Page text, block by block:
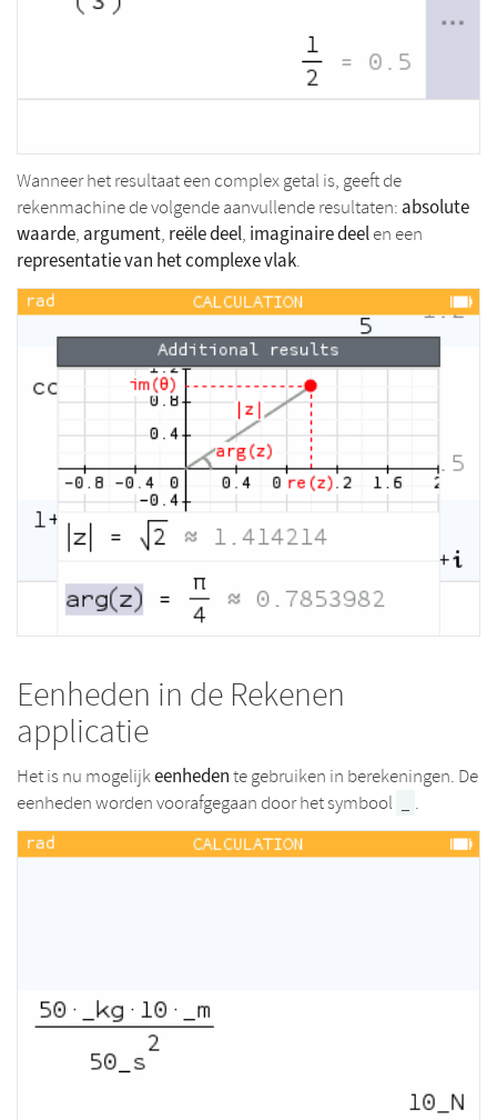
Wanneer het resultaat een complex getal is, geeft de
rekenmachine de volgende aanvullende resultaten: absolute
waarde, argument, reële deel, imaginaire deelen een
representatie van het complexe vlak.
Eenheden in de Rekenen
applicatie
Het is nu mogelijkeenhedente gebruiken in berekeningen. De
eenheden worden voorafgegaan door het symbool
.